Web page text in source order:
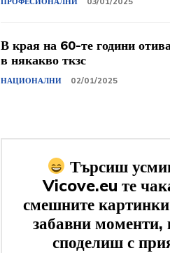
В края на 60-те години
в някакво ткзс
НАЦИОНАЛНИ 02/01/2025
Търсиш
Vicove.eu те
смешните
забавни моменти,
споделиш с